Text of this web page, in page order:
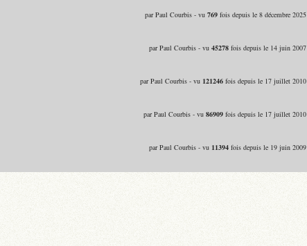
par Paul Courbis - vu 769fois depuis le 8 décembre 2025
par Paul Courbis - vu 45278fois depuis le 14 juin 2007
par Paul Courbis - vu 121246fois depuis le 17 juillet 2010
par Paul Courbis - vu 86909fois depuis le 17 juillet 2010
par Paul Courbis - vu 11394fois depuis le 19 juin 2009